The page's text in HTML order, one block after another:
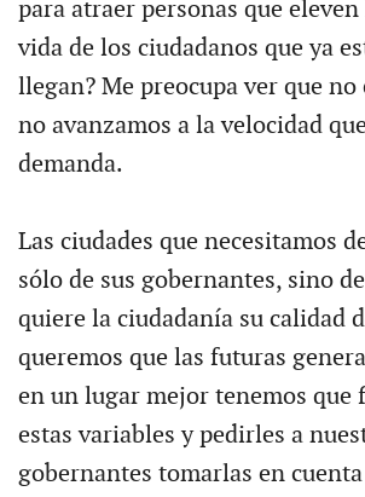
para atraer personas que
vida de los ciudadanos que ya
llegan? Me preocupa ver que no
no avanzamos a la velocidad
demanda.
Las ciudades que necesitamos
sólo de sus gobernantes, sino
quiere la ciudadanía su calidad
queremos que las futuras
en un lugar mejor tenemos que
estas variables y pedirles a
gobernantes tomarlas en